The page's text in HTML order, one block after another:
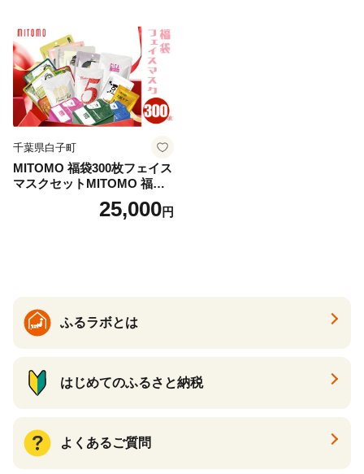
千葉県白子町
MITOMO 福袋300枚フェイス
マスクセットMITOMO 福袋3
00枚フェイスマスクセット
ふるさと納税 パック ファイ
25,000円
ふるラボとは
はじめてのふるさと納税
よくあるご質問